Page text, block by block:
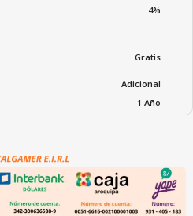
4%
Gratis
Adicional
1 Año